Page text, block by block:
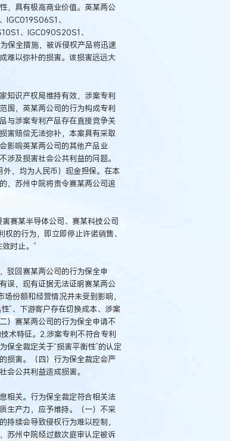
，具有极高商业价值。英某两公
IGC019S06S1、
、IGC090S20S1、
保全措施，被诉侵权产品将迅速
难以弥补的损害。该损害远远大
知识产权局维持有效，涉案专利
围，英某两公司的行为构成专利
与涉案专利产品存在直接竞争关
害赔偿无法弥补，本案具有采取
影响英某两公司的其他产品业
及损害社会公共利益的问题。
，均为人民币）现金担保。在本
，苏州中院将责令赛某两公司追
赛某半导体公司、赛某科技公司
的行为，即立即停止许诺销售、
时止。”
驳回赛某两公司的行为保全申
误，现有证据无法证明赛某两公
份额和经营情况并未受到影响，
”、下游客户存在切换成本、涉案
）赛某两公司的行为保全申请不
术特征。2.涉案专利不符合专利
保全裁定关于“损害平衡性”的认定
损害。（四）行为保全裁定会严
公共利益造成损害。
相关。行为保全裁定符合相关法
生产力，应予维持。（一）不采
续会导致侵权行为难以控制，
苏州中院经过数次庭审认定被诉